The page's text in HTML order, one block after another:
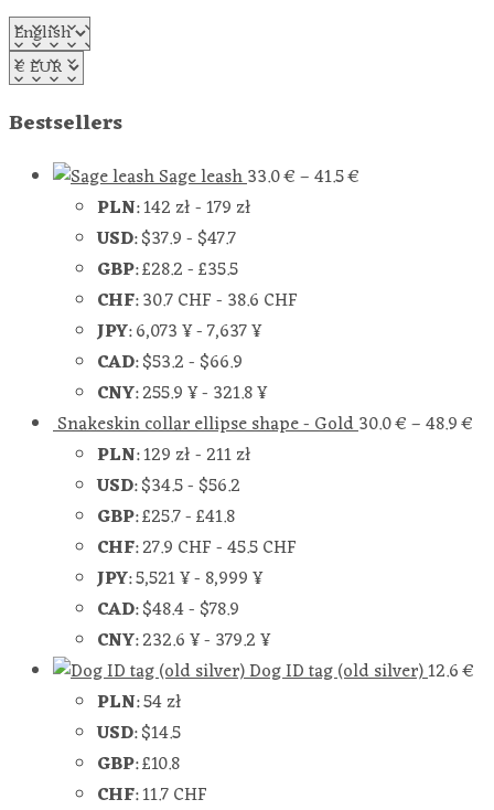
Bestsellers
Sage leash33.0€–41.5€
PLN:142 zł-179 zł
USD:$37.9- $47.7
GBP:£28.2-£35.5
CHF:30.7 CHF- 38.6 CHF
JPY:6,073 ¥-7,637 ¥
CAD:$53.2- $66.9
CNY:255.9 ¥- 321.8 ¥
Snakeskin collar ellipse shape - Gold30.0€–48.9€
PLN:129 zł- 211 zł
USD:$34.5- $56.2
GBP:£25.7-£41.8
CHF:27.9 CHF-45.5 CHF
JPY:5,521 ¥- 8,999 ¥
CAD:$48.4- $78.9
CNY:232.6 ¥- 379.2 ¥
Dog ID tag (old silver)12.6€
PLN:54 zł
USD:$14.5
GBP:£10.8
CHF:11.7 CHF